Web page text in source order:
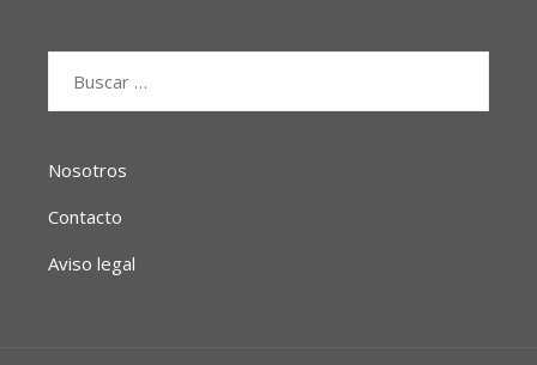
Nosotros
Contacto
Aviso legal